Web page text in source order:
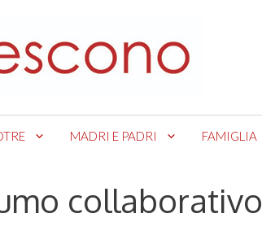
MADRI E PADRI FAMIGLIA
collaborativo